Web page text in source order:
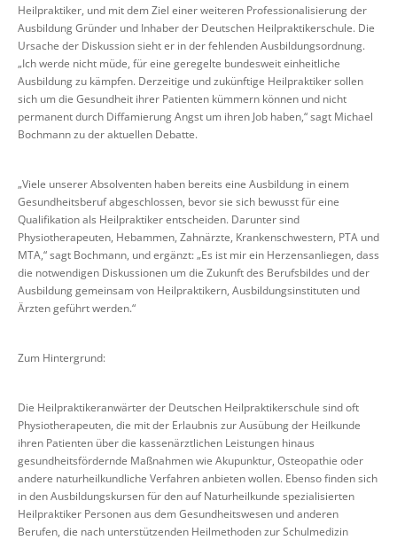
Heilpraktiker, und mit dem Ziel einer weiteren Professionalisierung der
Ausbildung Gründer und Inhaber der Deutschen Heilpraktikerschule. Die
Ursache der Diskussion sieht er in der fehlenden Ausbildungsordnung.
„Ich werde nicht müde, für eine geregelte bundesweit einheitliche
Ausbildung zu kämpfen. Derzeitige und zukünftige Heilpraktiker sollen
sich um die Gesundheit ihrer Patienten kümmern können und nicht
permanent durch Diffamierung Angst um ihren Job haben,“ sagt Michael
Bochmann zu der aktuellen Debatte.
„Viele unserer Absolventen haben bereits eine Ausbildung in einem
Gesundheitsberuf abgeschlossen, bevor sie sich bewusst für eine
Qualifikation als Heilpraktiker entscheiden. Darunter sind
Physiotherapeuten, Hebammen, Zahnärzte, Krankenschwestern, PTA und
MTA,“ sagt Bochmann, und ergänzt: „Es ist mir ein Herzensanliegen, dass
die notwendigen Diskussionen um die Zukunft des Berufsbildes und der
Ausbildung gemeinsam von Heilpraktikern, Ausbildungsinstituten und
Ärzten geführt werden.“
Zum Hintergrund:
Die Heilpraktikeranwärter der Deutschen Heilpraktikerschule sind oft
Physiotherapeuten, die mit der Erlaubnis zur Ausübung der Heilkunde
ihren Patienten über die kassenärztlichen Leistungen hinaus
gesundheitsfördernde Maßnahmen wie Akupunktur, Osteopathie oder
andere naturheilkundliche Verfahren anbieten wollen. Ebenso finden sich
in den Ausbildungskursen für den auf Naturheilkunde spezialisierten
Heilpraktiker Personen aus dem Gesundheitswesen und anderen
Berufen, die nach unterstützenden Heilmethoden zur Schulmedizin